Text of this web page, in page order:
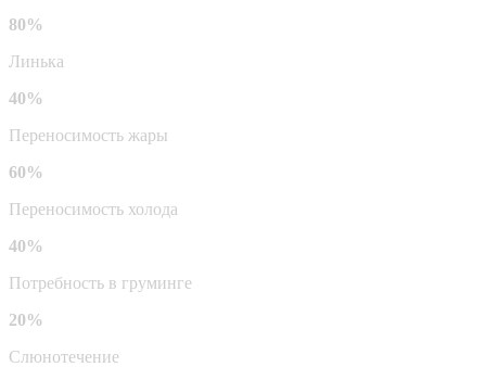
80%
Линька
40%
Переносимость жары
60%
Переносимость холода
40%
Потребность в груминге
20%
Слюнотечение